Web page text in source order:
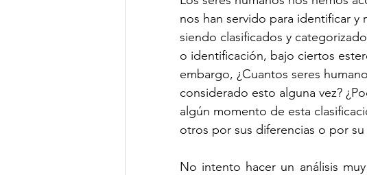
nos han servido para identificar
siendo clasificados y
o identificación, bajo ciertos
embargo, ¿Cuantos seres
considerado esto alguna vez?
algún momento de esta
otros por sus diferencias o por
No intento hacer un análisis